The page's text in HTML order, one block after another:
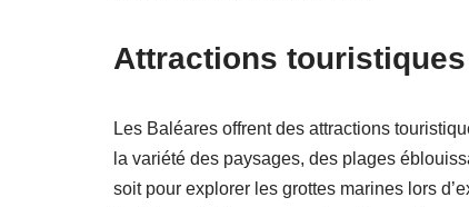
Attractions touristiques
Les Baléares offrent des attractions
la variété des paysages, des plages
soit pour explorer les grottes marines lors